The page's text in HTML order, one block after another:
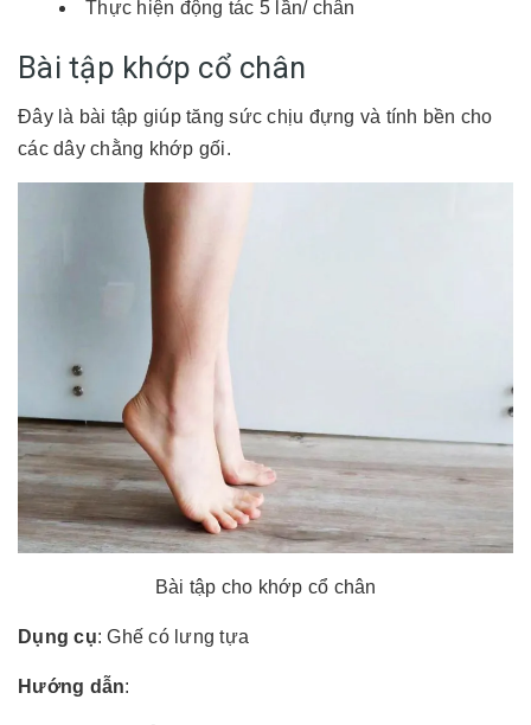
Thực hiện động tác 5 lần/ chân
Bài tập khớp cổ chân
Đây là bài tập giúp tăng sức chịu đựng và tính bền cho
các dây chằng khớp gối.
Bài tập cho khớp cổ chân
Dụng cụ: Ghế có lưng tựa
Hướng dẫn: